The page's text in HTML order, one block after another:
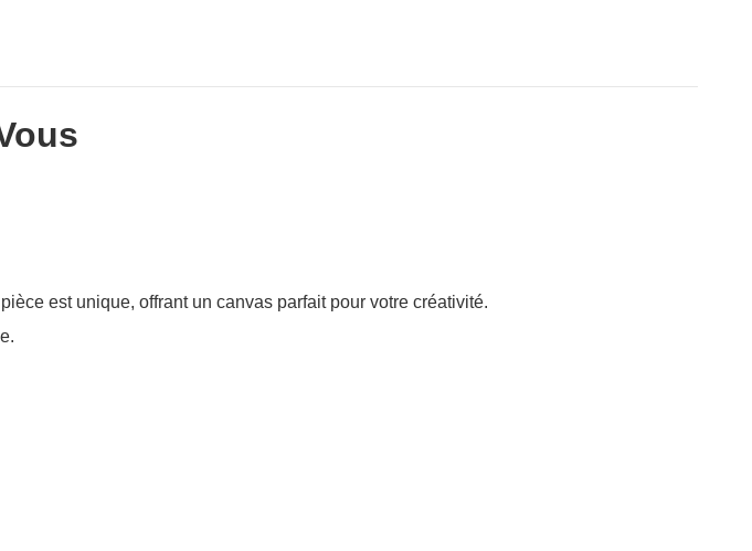
est unique, offrant un canvas parfait pour votre créativité.